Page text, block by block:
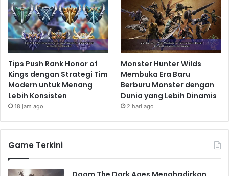
Tips Push Rank Honor of
Kings dengan Strategi Tim
Modern untuk Menang
Lebih Konsisten
18 jam ago
Monster Hunter Wilds
Membuka Era Baru
Berburu Monster dengan
Dunia yang Lebih Dinamis
2 hari ago
Game Terkini